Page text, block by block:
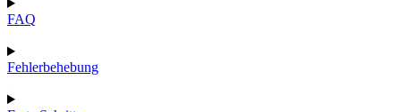
FAQ
Fehlerbehebung